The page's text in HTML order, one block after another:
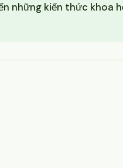
những kiến thức khoa